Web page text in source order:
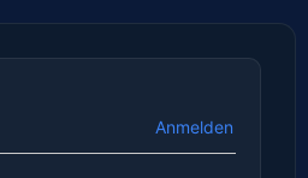
Anmelden